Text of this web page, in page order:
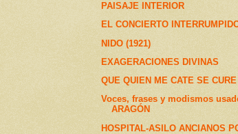
PAISAJE INTERIOR
EL CONCIERTO
NIDO (1921)
EXAGERACIONES DIVINAS
QUE QUIEN ME CATE SE CURE
Voces, frases y modismos
ARAGÓN
HOSPITAL-ASILO ANCIANOS